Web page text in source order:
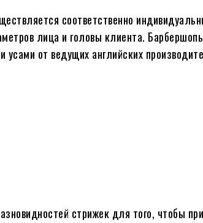
соответственно
лица и головы клиента.
усами от ведущих английских
стрижек для того, чтобы